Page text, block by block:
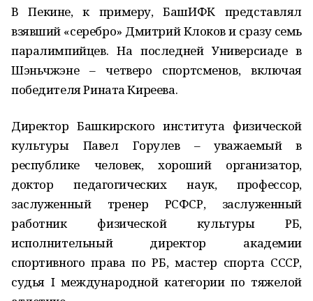
В Пекине, к примеру, БашИФК представлял
взявший «серебро» Дмитрий Клоков и сразу семь
паралимпийцев. На последней Универсиаде в
Шэньчжэне – четверо спортсменов, включая
победителя Рината Киреева.
Директор Башкирского института физической
культуры Павел Горулев – уважаемый в
республике человек, хороший организатор,
доктор педагогических наук, профессор,
заслуженный тренер РСФСР, заслуженный
работник физической культуры РБ,
исполнительный директор академии
спортивного права по РБ, мастер спорта СССР,
судья I международной категории по тяжелой